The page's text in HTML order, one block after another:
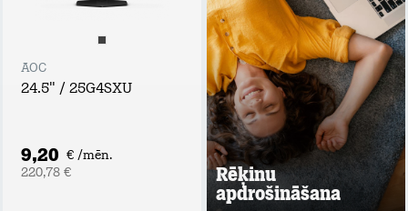
AOC
24.5" / 25G4SXU
9,20 € /mēn.
220,78 €
Rēķinu
apdrošināšana
Apdrošināšanas
summa: rēķina
summas apmērs,
nepārsniedzot 60
EUR / mēn.;
Maksimālais
atlīdzības periods
līdz 6 mēnešiem;
Maksimālā
atlīdzības summa:
līdz 360 EUR.
Uzzināt vairāk